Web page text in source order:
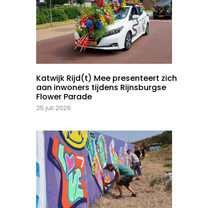
Katwijk Rijd(t) Mee presenteert zich
aan inwoners tijdens Rijnsburgse
Flower Parade
25 juli 2026